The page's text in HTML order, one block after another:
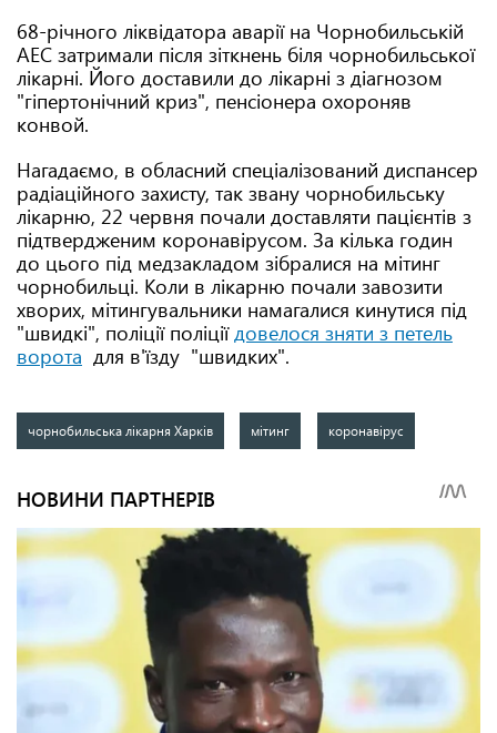
68-річного ліквідатора аварії на Чорнобильській
АЕС затримали після зіткнень біля чорнобильської
лікарні. Його доставили до лікарні з діагнозом
"гіпертонічний криз", пенсіонера охороняв
конвой.
Нагадаємо, в обласний спеціалізований диспансер
радіаційного захисту, так звану чорнобильську
лікарню, 22 червня почали доставляти пацієнтів з
підтвердженим коронавірусом. За кілька годин
до цього під медзакладом зібралися на мітинг
чорнобильці. Коли в лікарню почали завозити
хворих, мітингувальники намагалися кинутися під
"швидкі", поліції поліціїдовелося зняти з петель
ворота для в'їзду "швидких".
чорнобильська лікарня Харків мітинг коронавірус